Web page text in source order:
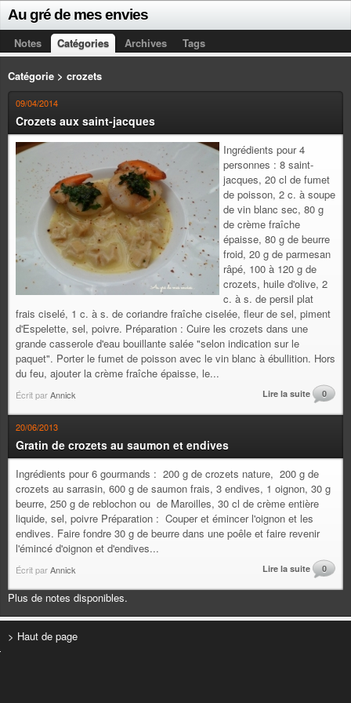
Au gré de mes envies
Notes Catégories Archives Tags
Catégorie > crozets
09/04/2014
Crozets aux saint-jacques
Ingrédients pour 4
personnes : 8 saint-
jacques, 20 cl de fumet
de poisson, 2 c. à soupe
de vin blanc sec, 80 g
de crème fraîche
épaisse, 80 g de beurre
froid, 20 g de parmesan
râpé, 100 à 120 g de
crozets, huile d'olive, 2
c. à s. de persil plat
frais ciselé, 1 c. à s. de coriandre fraîche ciselée, fleur de sel, piment
d'Espelette, sel, poivre. Préparation : Cuire les crozets dans une
grande casserole d'eau bouillante salée "selon indication sur le
paquet". Porter le fumet de poisson avec le vin blanc à ébullition. Hors
du feu, ajouter la crème fraîche épaisse, le...
Écrit parAnnick Lire la suite 0
20/06/2013
Gratin de crozets au saumon et endives
Ingrédients pour 6 gourmands : 200 g de crozets nature, 200 g de
crozets au sarrasin, 600 g de saumon frais, 3 endives, 1 oignon, 30 g
beurre, 250 g de reblochon ou de Maroilles, 30 cl de crème entière
liquide, sel, poivre Préparation : Couper et émincer l'oignon et les
endives. Faire fondre 30 g de beurre dans une poêle et faire revenir
l'émincé d'oignon et d'endives...
Écrit parAnnick Lire la suite 0
Plus de notes disponibles.
> Haut de page